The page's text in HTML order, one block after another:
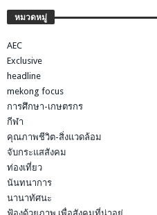
หมวดหมู่
AEC
Exclusive
headline
mekong focus
การศึกษา-เกษตรกร
กีฬา
คุณภาพชีวิต-สิ่งแวดล้อม
จับกระแสสังคม
ท่องเที่ยว
นันทนาการ
นานาทัศนะ